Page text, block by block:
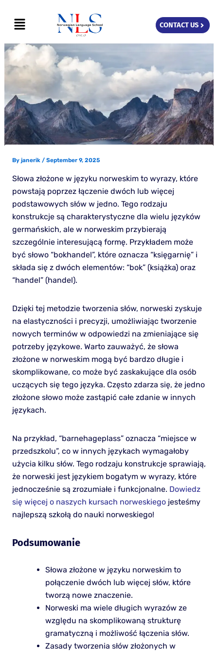
content
Menu CONTACT US
By janerik / September 9, 2025
Słowa złożone w języku norweskim to wyrazy, które
powstają poprzez łączenie dwóch lub więcej
podstawowych słów w jedno. Tego rodzaju
konstrukcje są charakterystyczne dla wielu języków
germańskich, ale w norweskim przybierają
szczególnie interesującą formę. Przykładem może
być słowo “bokhandel”, które oznacza “księgarnię” i
składa się z dwóch elementów: “bok” (książka) oraz
“handel” (handel).
Dzięki tej metodzie tworzenia słów, norweski zyskuje
na elastyczności i precyzji, umożliwiając tworzenie
nowych terminów w odpowiedzi na zmieniające się
potrzeby językowe. Warto zauważyć, że słowa
złożone w norweskim mogą być bardzo długie i
skomplikowane, co może być zaskakujące dla osób
uczących się tego języka. Często zdarza się, że jedno
złożone słowo może zastąpić całe zdanie w innych
językach.
Na przykład, “barnehageplass” oznacza “miejsce w
przedszkolu”, co w innych językach wymagałoby
użycia kilku słów. Tego rodzaju konstrukcje sprawiają,
że norweski jest językiem bogatym w wyrazy, które
jednocześnie są zrozumiałe i funkcjonalne. Dowiedz
się więcej o naszych kursach norweskiegojesteśmy
najlepszą szkołą do nauki norweskiego!
Podsumowanie
Słowa złożone w języku norweskim to
połączenie dwóch lub więcej słów, które
tworzą nowe znaczenie.
Norweski ma wiele długich wyrazów ze
względu na skomplikowaną strukturę
gramatyczną i możliwość łączenia słów.
Zasady tworzenia słów złożonych w